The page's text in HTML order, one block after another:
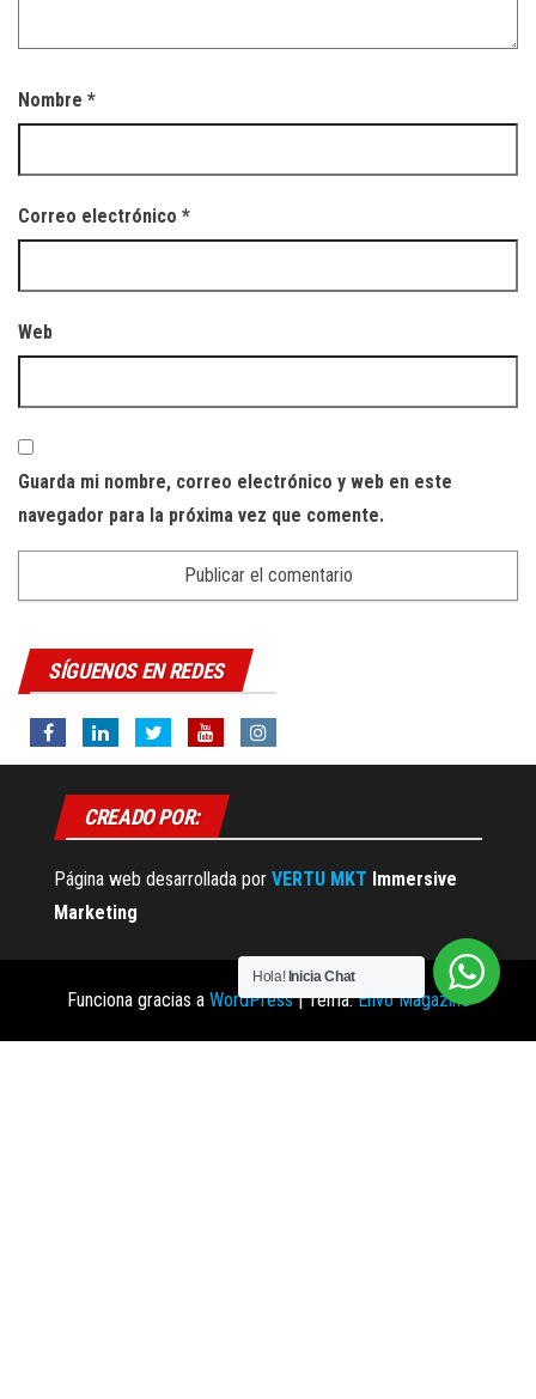
Nombre *
Correo electrónico *
Web
Guarda mi nombre, correo electrónico y web en este
navegador para la próxima vez que comente.
SÍGUENOS EN REDES
CREADO POR:
Página web desarrollada por VERTU MKT Immersive
Marketing
Funciona gracias a WordPress |Tema:Envo Magazine
Hola! Inicia Chat